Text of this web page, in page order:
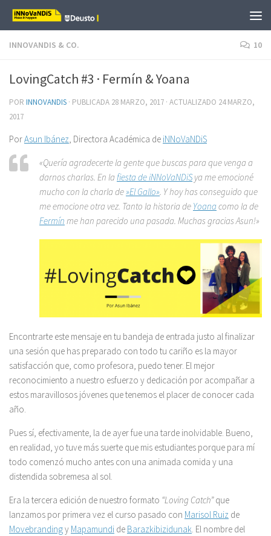
Saltar al contenido
INNOVANDIS & CO. 10
LovingCatch #3 · Fermín & Yoana
POR INNOVANDIS · PUBLICADA 28 MARZO, 2017 · ACTUALIZADO 24 MARZO,
2017
PorAsun Ibánez, Directora Académica de iNNoVaNDiS
«Quería agradecerte la gente que buscas para que venga a
darnos charlas. En lafiesta de iNNoVaNDiSya me emocioné
mucho con la charla de»El Gallo». Y hoy has conseguido que
me emocione otra vez. Tanto la historia de Yoanacomo la de
Fermín me han parecido una pasada. Muchas gracias Asun!»
Encontrarte este mensaje en tu bandeja de entrada justo al finalizar
una sesión que has preparado con todo tu cariño es la mayor
satisfacción que, como profesora, puedo tener. El mejor
reconocimiento a nuestro esfuerzo y dedicación por acompañar a
estos maravillosos jóvenes que tenemos el placer de conocer cada
año.
Pues sí, efectivamente, la de ayer fue una tarde inolvidable. Bueno,
en realidad, yo tuve más suerte que mis estudiantes porque para mí
todo comenzó mucho antes con una animada comida y una
distendida sobremesa al sol.
Era la tercera edición de nuestro formato “Loving Catch”que
lanzamos por primera vez el curso pasado con Marisol Ruiz de
Movebrandingy Mapamundi de Barazkibizidunak. El nombre del